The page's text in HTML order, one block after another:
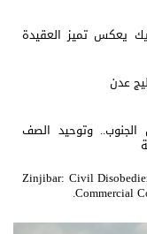
يعكس تميز العقيدة
عدن
الجنوب.. وتوحيد الصف
Zinjibar: Civil
Commercial